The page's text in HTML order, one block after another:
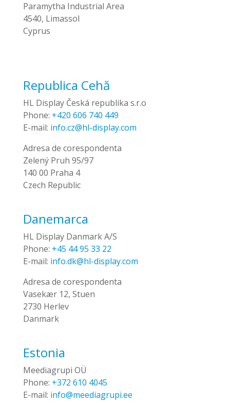
Paramytha Industrial Area
4540, Limassol
Cyprus
Republica Cehă
HL Display Česká republika s.r.o
Phone: +420 606 740 449
E-mail: info.cz@hl-display.com
Adresa de corespondenta
Zelený Pruh 95/97
140 00 Praha 4
Czech Republic
Danemarca
HL Display Danmark A/S
Phone: +45 44 95 33 22
E-mail: info.dk@hl-display.com
Adresa de corespondenta
Vasekær 12, Stuen
2730 Herlev
Danmark
Estonia
Meediagrupi OÜ
Phone: +372 610 4045
E-mail: info@meediagrupi.ee